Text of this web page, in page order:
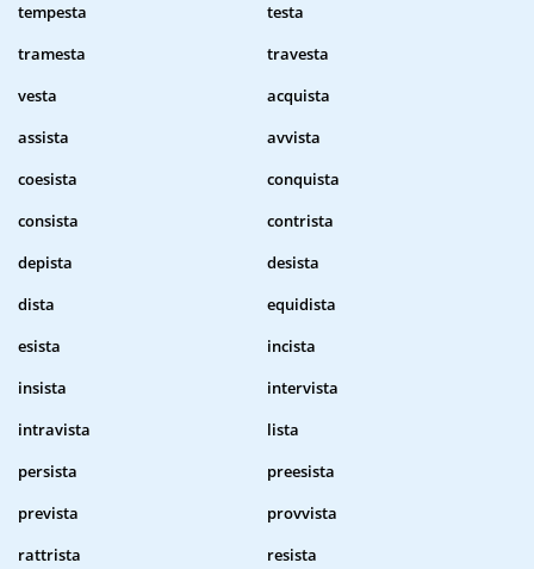
tempesta
testa
tramesta
travesta
vesta
acquista
assista
avvista
coesista
conquista
consista
contrista
depista
desista
dista
equidista
esista
incista
insista
intervista
intravista
lista
persista
preesista
prevista
provvista
rattrista
resista